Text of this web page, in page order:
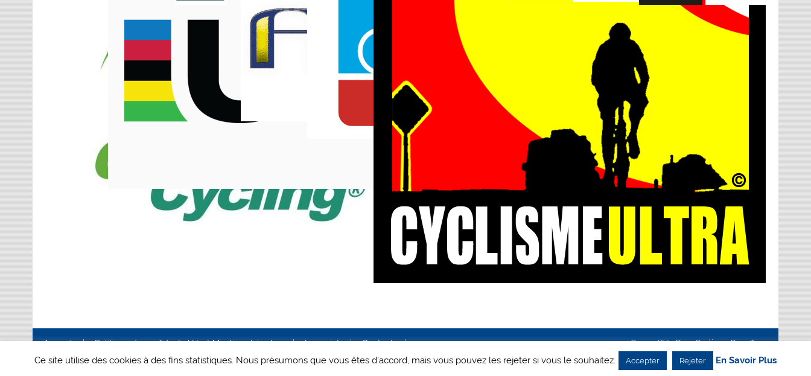
Accueil Politique de confidentialité et Mentions Légales Le projet Contact Creanet64- Pour Cyclisme Pour Tous
Ce site utilise des cookies à des fins statistiques. Nous présumons que vous êtes d'accord, mais vous pouvez les rejeter si vous le souhaitez. Accepter Rejeter En Savoir Plus